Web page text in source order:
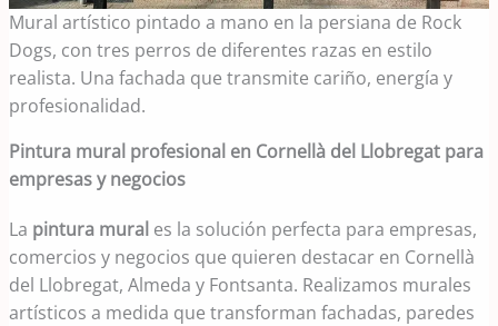
Mural artístico pintado a mano en la persiana de Rock
Dogs, con tres perros de diferentes razas en estilo
realista. Una fachada que transmite cariño, energía y
profesionalidad.
Pintura mural profesional en Cornellà del Llobregat para
empresas y negocios
La pintura mural es la solución perfecta para empresas,
comercios y negocios que quieren destacar en Cornellà
del Llobregat, Almeda y Fontsanta. Realizamos murales
artísticos a medida que transforman fachadas, paredes